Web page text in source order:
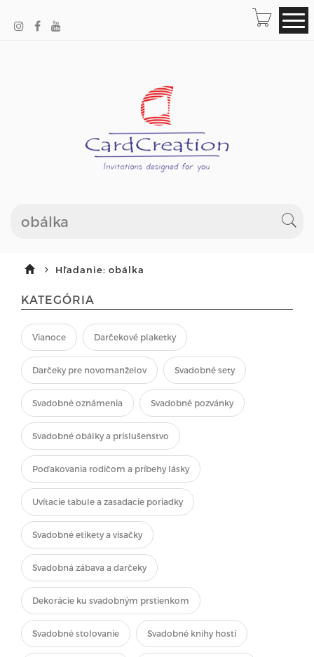
Hľadanie: obálka
KATEGÓRIA
Vianoce Darčekové plaketky
Darčeky pre novomanželov Svadobné sety
Svadobné oznámenia Svadobné pozvánky
Svadobné obálky a príslušenstvo
Poďakovania rodičom a príbehy lásky
Uvítacie tabule a zasadacie poriadky
Svadobné etikety a visačky
Svadobná zábava a darčeky
Dekorácie ku svadobným prstienkom
Svadobné stolovanie Svadobné knihy hostí